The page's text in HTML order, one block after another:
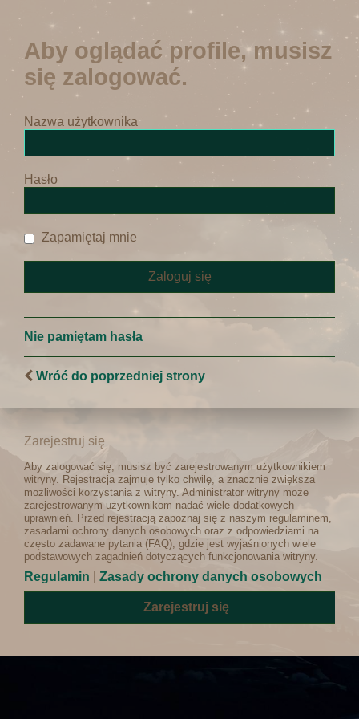
Aby oglądać profile, musisz
się zalogować.
Nazwa użytkownika
Hasło
Zapamiętaj mnie
Nie pamiętam hasła
Wróć do poprzedniej strony
Zarejestruj się
Aby zalogować się, musisz być zarejestrowanym użytkownikiem
witryny. Rejestracja zajmuje tylko chwilę, a znacznie zwiększa
możliwości korzystania z witryny. Administrator witryny może
zarejestrowanym użytkownikom nadać wiele dodatkowych
uprawnień. Przed rejestracją zapoznaj się z naszym regulaminem,
zasadami ochrony danych osobowych oraz z odpowiedziami na
często zadawane pytania (FAQ), gdzie jest wyjaśnionych wiele
podstawowych zagadnień dotyczących funkcjonowania witryny.
Regulamin Zasady ochrony danych osobowych
Zarejestruj się